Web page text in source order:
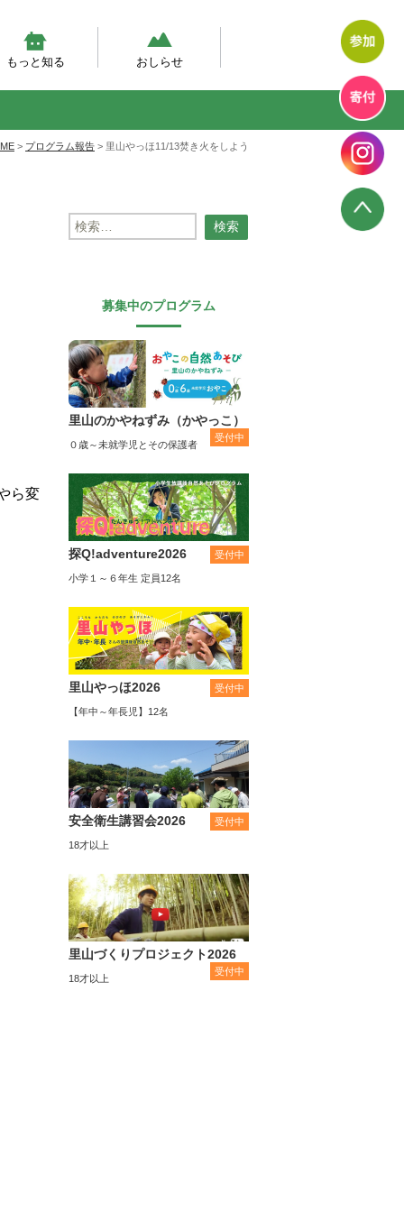
もっと知る
おしらせ
> プログラム報告 > 里山やっほ11/13焚き火をしよう
ら変
検
索:
募集中のプログラム
里山のかやねずみ（かやっこ）
受付中
０歳～未就学児とその保護者
探Q!adventure2026 受付中
小学１～６年生 定員12名
里山やっほ2026 受付中
【年中～年長児】12名
安全衛生講習会2026 受付中
18才以上
里山づくりプロジェクト2026
受付中
18才以上